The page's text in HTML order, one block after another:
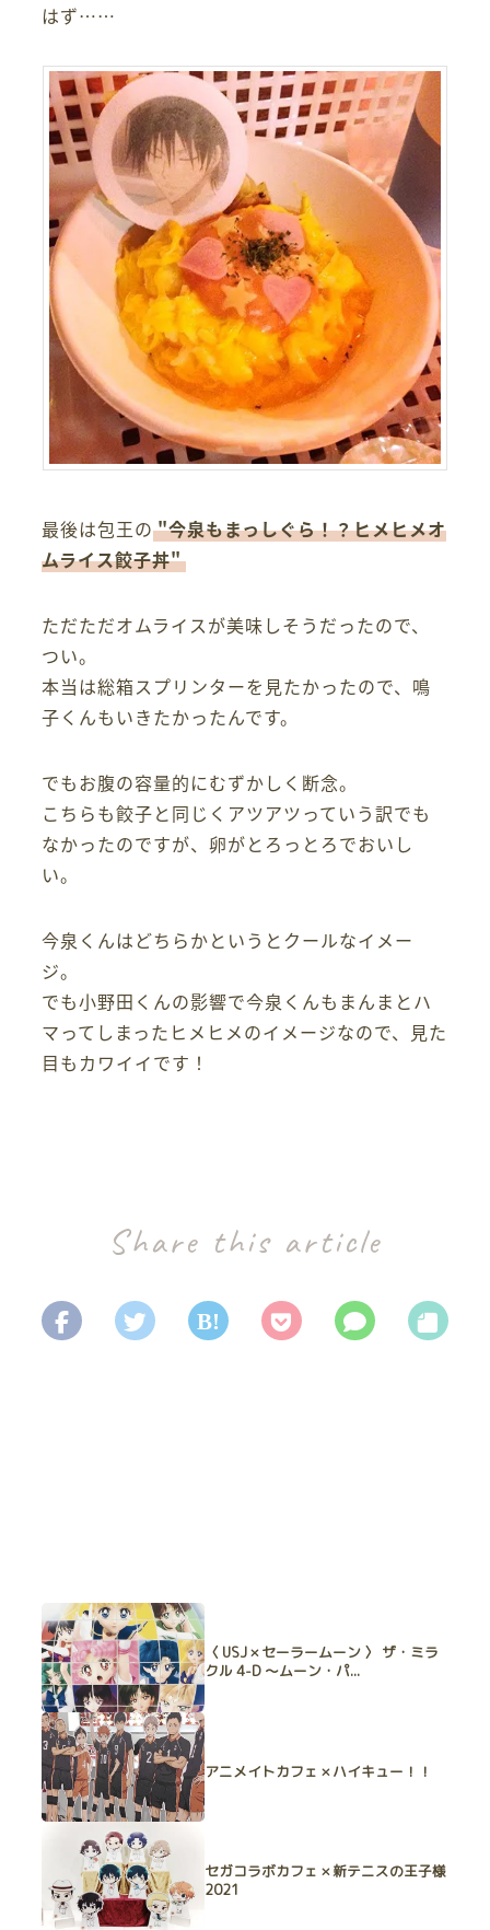
はず……
最後は包王の"今泉もまっしぐら！？ヒメヒメオ
ムライス餃子丼"
ただただオムライスが美味しそうだったので、
つい。
本当は総箱スプリンターを見たかったので、鳴
子くんもいきたかったんです。
でもお腹の容量的にむずかしく断念。
こちらも餃子と同じくアツアツっていう訳でも
なかったのですが、卵がとろっとろでおいし
い。
今泉くんはどちらかというとクールなイメー
ジ。
でも小野田くんの影響で今泉くんもまんまとハ
マってしまったヒメヒメのイメージなので、見た
目もカワイイです！
Share this article
B!
〈 USJ × セーラームーン 〉 ザ・ミラ
クル 4-D ～ムーン・パ...
アニメイトカフェ × ハイキュー！！
セガコラボカフェ × 新テニスの王子様
2021